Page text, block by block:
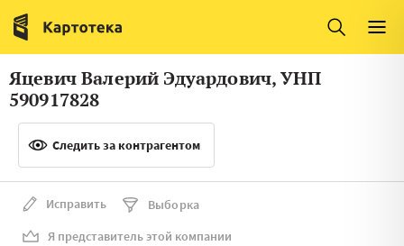
Италия
Люксембург
Литва
Латвия
Словения
Франция
Швеция
Яцевич Валерий Эдуардович, УНП
590917828
Следить за контрагентом
Исправить
Выборка
Я представитель этой компании